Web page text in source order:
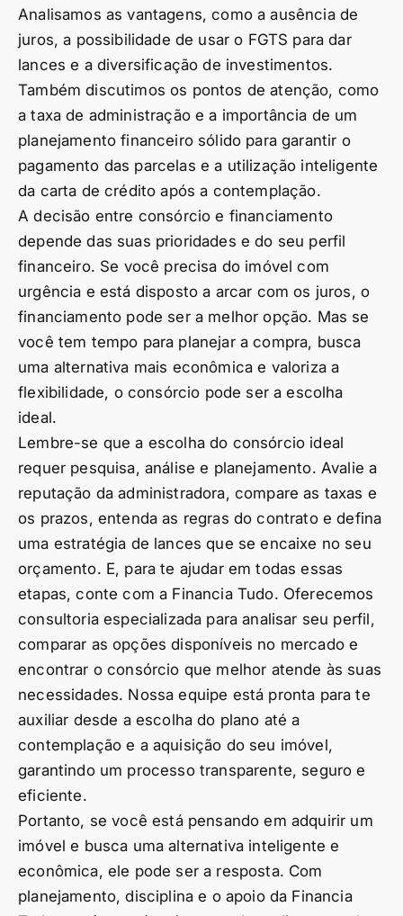
Analisamos as vantagens, como a ausência de
juros, a possibilidade de usar o FGTS para dar
lances e a diversificação de investimentos.
Também discutimos os pontos de atenção, como
a taxa de administração e a importância de um
planejamento financeiro sólido para garantir o
pagamento das parcelas e a utilização inteligente
da carta de crédito após a contemplação.
A decisão entre consórcio e financiamento
depende das suas prioridades e do seu perfil
financeiro. Se você precisa do imóvel com
urgência e está disposto a arcar com os juros, o
financiamento pode ser a melhor opção. Mas se
você tem tempo para planejar a compra, busca
uma alternativa mais econômica e valoriza a
flexibilidade, o consórcio pode ser a escolha
ideal.
Lembre-se que a escolha do consórcio ideal
requer pesquisa, análise e planejamento. Avalie a
reputação da administradora, compare as taxas e
os prazos, entenda as regras do contrato e defina
uma estratégia de lances que se encaixe no seu
orçamento. E, para te ajudar em todas essas
etapas, conte com a Financia Tudo. Oferecemos
consultoria especializada para analisar seu perfil,
comparar as opções disponíveis no mercado e
encontrar o consórcio que melhor atende às suas
necessidades. Nossa equipe está pronta para te
auxiliar desde a escolha do plano até a
contemplação e a aquisição do seu imóvel,
garantindo um processo transparente, seguro e
eficiente.
Portanto, se você está pensando em adquirir um
imóvel e busca uma alternativa inteligente e
econômica, ele pode ser a resposta. Com
planejamento, disciplina e o apoio da Financia